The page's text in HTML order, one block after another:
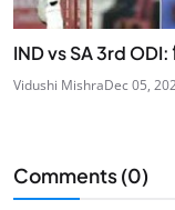
IND vs SA 3rd ODI:
Vidushi MishraDec 05,
Comments (0)